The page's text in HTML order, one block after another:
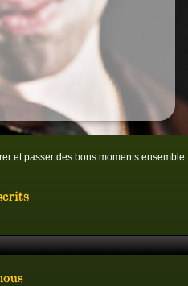
et passer des bons moments ensemble.